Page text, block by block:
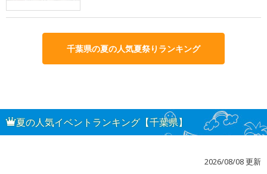
千葉県の夏の人気夏祭りランキング
夏の人気イベントランキング【千葉県】
2026/08/08 更新